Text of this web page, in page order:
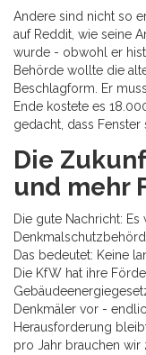
Andere sind nicht so
auf Reddit, wie seine
wurde - obwohl er
Behörde wollte die
Beschlagform. Er
Ende kostete es
gedacht, dass
Die
und mehr
Die gute Nachricht:
Das bedeutet: Keine
Die KfW hat ihre
Denkmäler vor -
Herausforderung
pro Jahr brauchen